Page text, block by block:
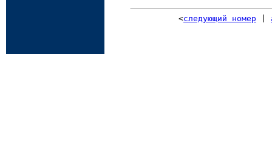
<следующий номер